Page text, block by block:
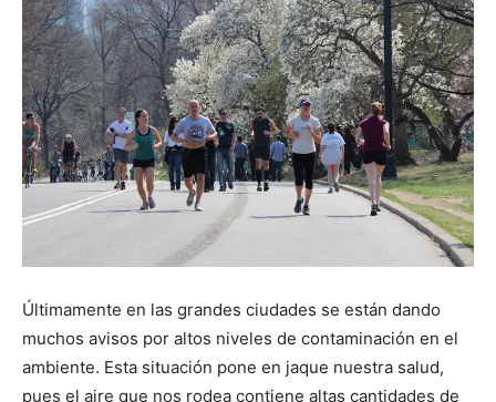
Últimamente en las grandes ciudades se están dando
muchos avisos por altos niveles de contaminación en el
ambiente. Esta situación pone en jaque nuestra salud,
pues el aire que nos rodea contiene altas cantidades de